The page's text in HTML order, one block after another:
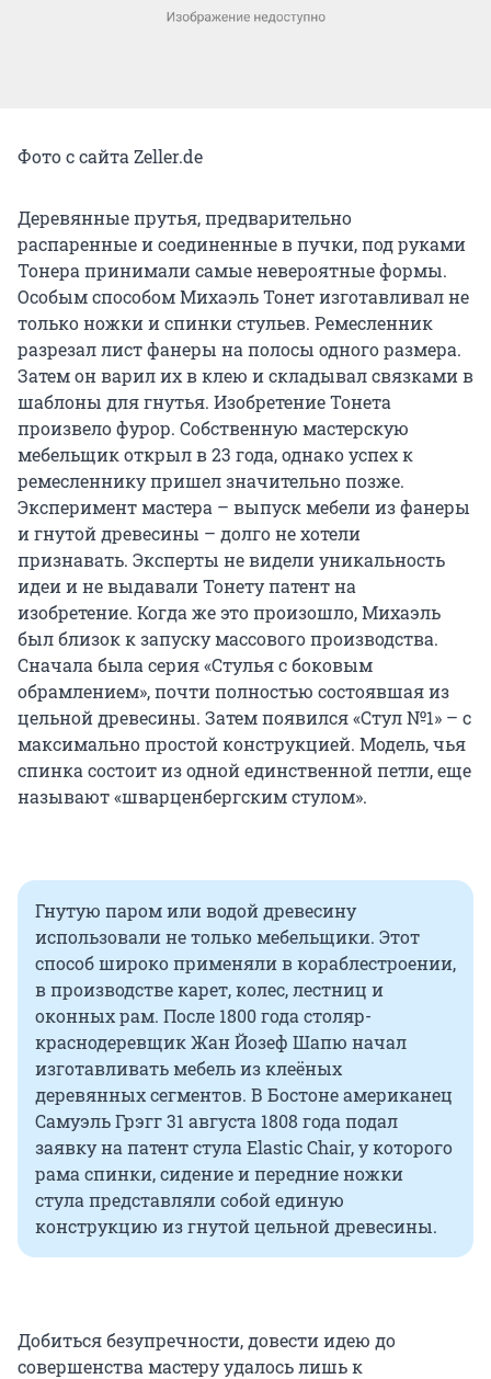
Фото с сайта Zeller.de
Деревянные прутья, предварительно
распаренные и соединенные в пучки, под руками
Тонера принимали самые невероятные формы.
Особым способом Михаэль Тонет изготавливал не
только ножки и спинки стульев. Ремесленник
разрезал лист фанеры на полосы одного размера.
Затем он варил их в клею и складывал связками в
шаблоны для гнутья. Изобретение Тонета
произвело фурор. Собственную мастерскую
мебельщик открыл в 23 года, однако успех к
ремесленнику пришел значительно позже.
Эксперимент мастера – выпуск мебели из фанеры
и гнутой древесины – долго не хотели
признавать. Эксперты не видели уникальность
идеи и не выдавали Тонету патент на
изобретение. Когда же это произошло, Михаэль
был близок к запуску массового производства.
Сначала была серия «Стулья с боковым
обрамлением», почти полностью состоявшая из
цельной древесины. Затем появился «Стул №1» – с
максимально простой конструкцией. Модель, чья
спинка состоит из одной единственной петли, еще
называют «шварценбергским стулом».
Гнутую паром или водой древесину
использовали не только мебельщики. Этот
способ широко применяли в кораблестроении,
в производстве карет, колес, лестниц и
оконных рам. После 1800 года столяр-
краснодеревщик Жан Йозеф Шапю начал
изготавливать мебель из клеёных
деревянных сегментов. В Бостоне американец
Самуэль Грэгг 31 августа 1808 года подал
заявку на патент стула Elastic Chair, у которого
рама спинки, сидение и передние ножки
стула представляли собой единую
конструкцию из гнутой цельной древесины.
Добиться безупречности, довести идею до
совершенства мастеру удалось лишь к